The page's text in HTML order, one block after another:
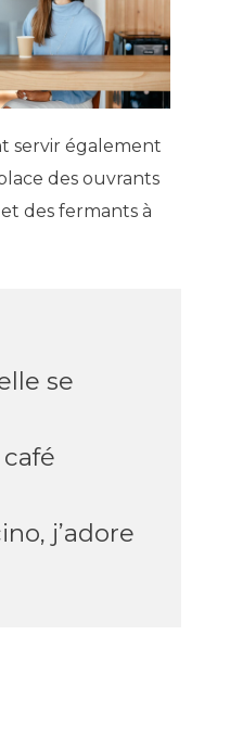
servir également
des ouvrants
des fermants à
se
j’adore